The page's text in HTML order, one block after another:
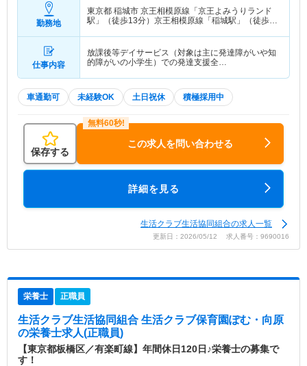
勤務地
東京都 稲城市 京王相模原線「京王よみうりランド
駅」（徒歩13分）京王相模原線「稲城駅」（徒歩
仕事内容
放課後等デイサービス（対象は主に発達障がいや知
的障がいの小学生）での発達支援全…
車通勤可 未経験OK 土日祝休 積極採用中
保存する
この求人を問い合わせる
詳細を見る
生活クラブ生活協同組合の求人一覧
更新日：2026/05/12 求人番号：9690016
栄養士 正職員
生活クラブ生活協同組合 生活クラブ保育園ぽむ・向原
の栄養士求人(正職員)
【東京都板橋区／有楽町線】年間休日120日♪栄養士の募集で
す！